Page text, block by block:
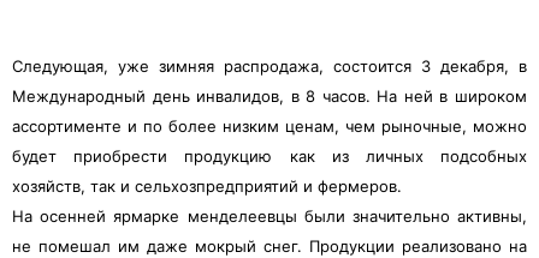
Следующая, уже зимняя распродажа, состоится 3 декабря, в
Международный день инвалидов, в 8 часов. На ней в широком
ассортименте и по более низким ценам, чем рыночные, можно
будет приобрести продукцию как из личных подсобных
хозяйств, так и сельхозпредприятий и фермеров.
На осенней ярмарке менделеевцы были значительно активны,
не помешал им даже мокрый снег. Продукции реализовано на